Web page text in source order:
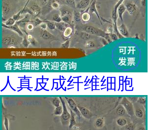
人真皮成纤维细胞